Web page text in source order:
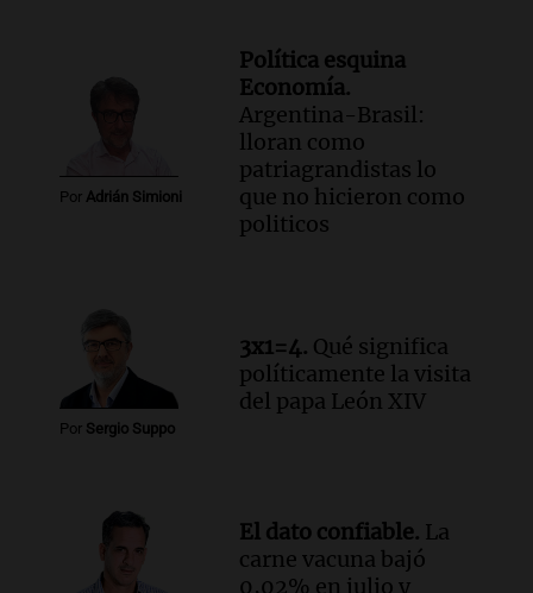
Por Adrián Simioni
Política esquina
Economía.
Argentina-Brasil:
lloran como
patriagrandistas lo
que no hicieron como
politicos
Por Sergio Suppo
3x1=4. Qué significa
políticamente la visita
del papa León XIV
El dato confiable. La
carne vacuna bajó
0,02% en julio y